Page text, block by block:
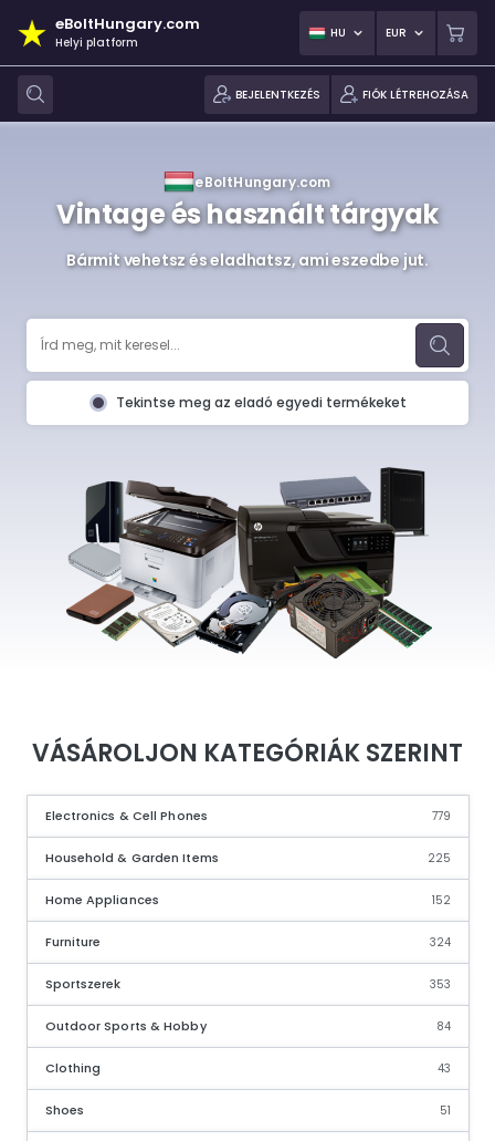
eBoltHungary.com
Helyi platform
HU EUR
BEJELENTKEZÉS FIÓK LÉTREHOZÁSA
eBoltHungary.com
Vintage és használt tárgyak
Bármit vehetsz és eladhatsz, ami eszedbe jut.
Tekintse meg az eladó egyedi termékeket
VÁSÁROLJON KATEGÓRIÁK SZERINT
Electronics & Cell Phones 779
Household & Garden Items 225
Home Appliances 152
Furniture 324
Sportszerek 353
Outdoor Sports & Hobby 84
Clothing 43
Shoes 51